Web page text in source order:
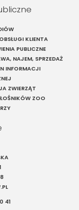
KLIENTA
PUBLICZNE
NAJEM, SPRZEDAŻ
INFORMACJI
ZWIERZĄT
ZOO
41